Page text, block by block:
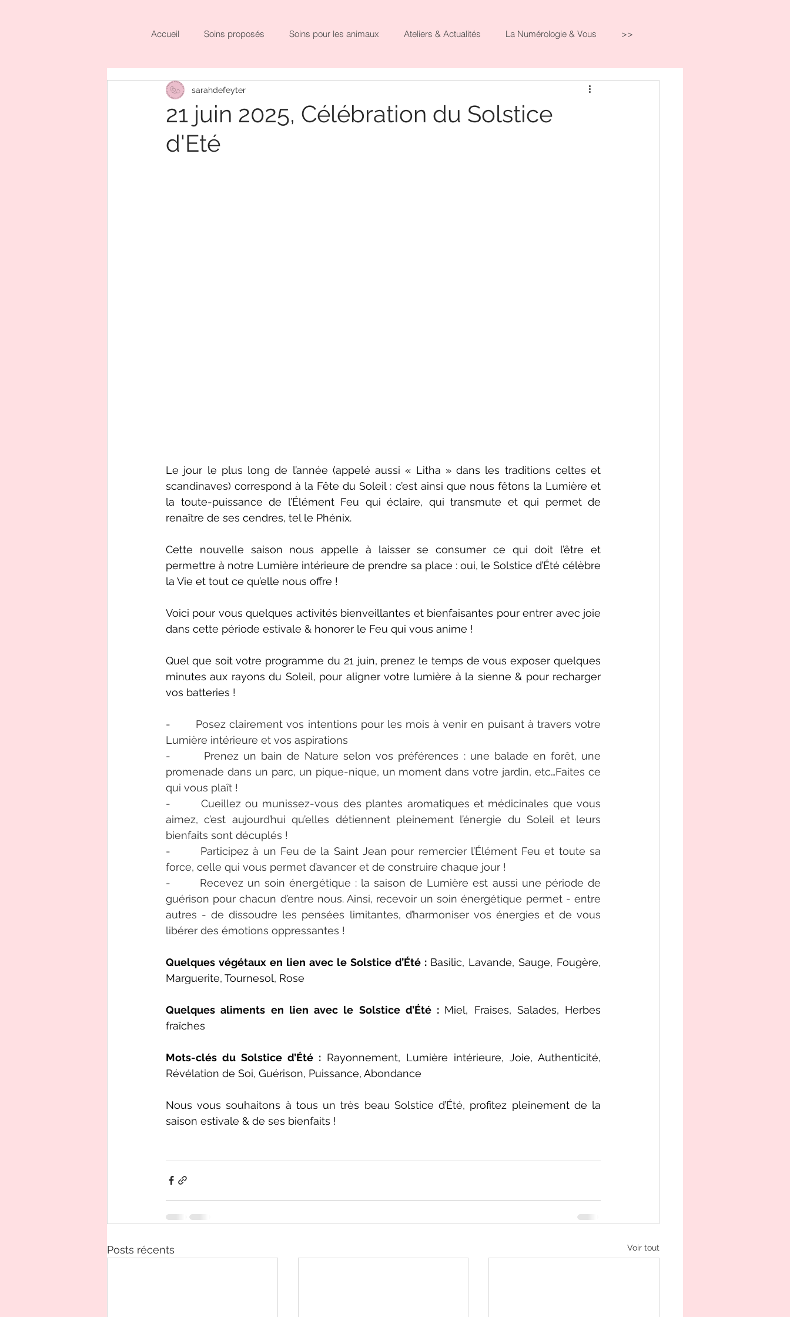
Accueil Soins proposés Soins pour les animaux Ateliers & Actualités La Numérologie & Vous >>
21 juin 2025, Célébration du Solstice
d'Eté
sarahdefeyter
Le jour le plus long de l’année (appelé aussi « Litha » dans les traditions celtes et
scandinaves) correspond à la Fête du Soleil : c’est ainsi que nous fêtons la Lumière et
la toute-puissance de l’Élément Feu qui éclaire, qui transmute et qui permet de
renaître de ses cendres, tel le Phénix.
Cette nouvelle saison nous appelle à laisser se consumer ce qui doit l’être et
permettre à notre Lumière intérieure de prendre sa place : oui, le Solstice d’Été célèbre
la Vie et tout ce qu’elle nous offre !
Voici pour vous quelques activités bienveillantes et bienfaisantes pour entrer avec joie
dans cette période estivale & honorer le Feu qui vous anime !
Quel que soit votre programme du 21 juin, prenez le temps de vous exposer quelques
minutes aux rayons du Soleil, pour aligner votre lumière à la sienne & pour recharger
vos batteries !
-       Posez clairement vos intentions pour les mois à venir en puisant à travers votre
Lumière intérieure et vos aspirations
-       Prenez un bain de Nature selon vos préférences : une balade en forêt, une
promenade dans un parc, un pique-nique, un moment dans votre jardin, etc…Faites ce
qui vous plaît !
-       Cueillez ou munissez-vous des plantes aromatiques et médicinales que vous
aimez, c’est aujourd’hui qu’elles détiennent pleinement l’énergie du Soleil et leurs
bienfaits sont décuplés !
-       Participez à un Feu de la Saint Jean pour remercier l’Élément Feu et toute sa
force, celle qui vous permet d’avancer et de construire chaque jour !
-       Recevez un soin énergétique : la saison de Lumière est aussi une période de
guérison pour chacun d’entre nous. Ainsi, recevoir un soin énergétique permet - entre
autres - de dissoudre les pensées limitantes, d’harmoniser vos énergies et de vous
libérer des émotions oppressantes !
Quelques végétaux en lien avec le Solstice d’Été : Basilic, Lavande, Sauge, Fougère,
Marguerite, Tournesol, Rose
Quelques aliments en lien avec le Solstice d’Été : Miel, Fraises, Salades, Herbes
fraîches
Mots-clés du Solstice d’Été : Rayonnement, Lumière intérieure, Joie, Authenticité,
Révélation de Soi, Guérison, Puissance, Abondance
Nous vous souhaitons à tous un très beau Solstice d’Été, profitez pleinement de la
saison estivale & de ses bienfaits !
Posts récents Voir tout